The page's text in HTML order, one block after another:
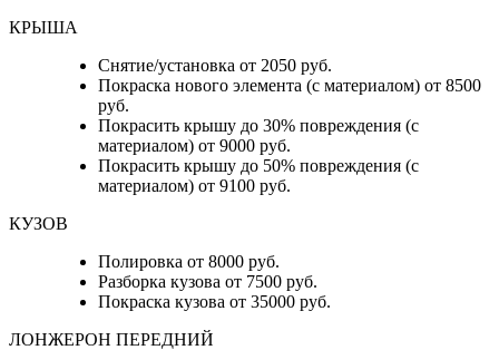
КРЫША
Снятие/установка от 2050 руб.
Покраска нового элемента (с материалом) от 8500
руб.
Покрасить крышу до 30% повреждения (с
материалом) от 9000 руб.
Покрасить крышу до 50% повреждения (с
материалом) от 9100 руб.
КУЗОВ
Полировка от 8000 руб.
Разборка кузова от 7500 руб.
Покраска кузова от 35000 руб.
ЛОНЖЕРОН ПЕРЕДНИЙ